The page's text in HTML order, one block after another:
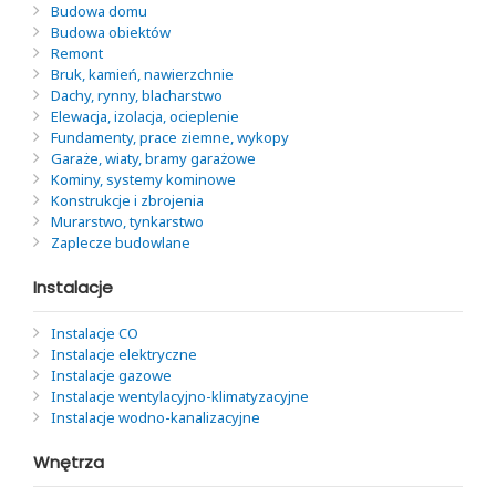
Budowa domu
Budowa obiektów
Remont
Bruk, kamień, nawierzchnie
Dachy, rynny, blacharstwo
Elewacja, izolacja, ocieplenie
Fundamenty, prace ziemne, wykopy
Garaże, wiaty, bramy garażowe
Kominy, systemy kominowe
Konstrukcje i zbrojenia
Murarstwo, tynkarstwo
Zaplecze budowlane
Instalacje
Instalacje CO
Instalacje elektryczne
Instalacje gazowe
Instalacje wentylacyjno-klimatyzacyjne
Instalacje wodno-kanalizacyjne
Wnętrza